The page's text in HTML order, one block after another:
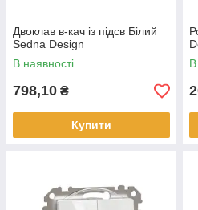
Двоклав в-кач із підсв Білий
Sedna Design
В наявності
798,10 ₴
Купити
В